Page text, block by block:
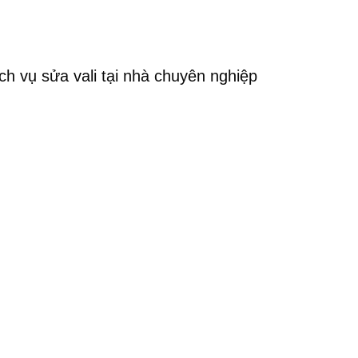
vụ sửa vali tại nhà chuyên nghiệp